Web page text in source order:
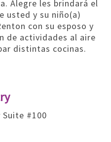
Alegre les brindará el
usted y su niño(a)
con su esposo y
de actividades al aire
distintas cocinas.
Suite #100